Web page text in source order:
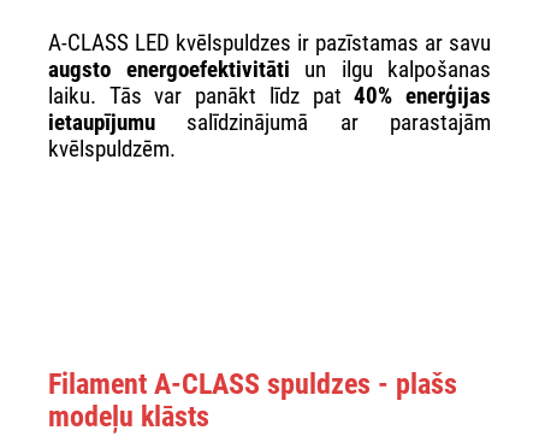
A-CLASS LED kvēlspuldzes ir pazīstamas ar savu
augsto energoefektivitāti un ilgu kalpošanas
laiku. Tās var panākt līdz pat40% enerģijas
ietaupījumu salīdzinājumā ar parastajām
kvēlspuldzēm.
Filament A-CLASS spuldzes - plašs
modeļu klāsts